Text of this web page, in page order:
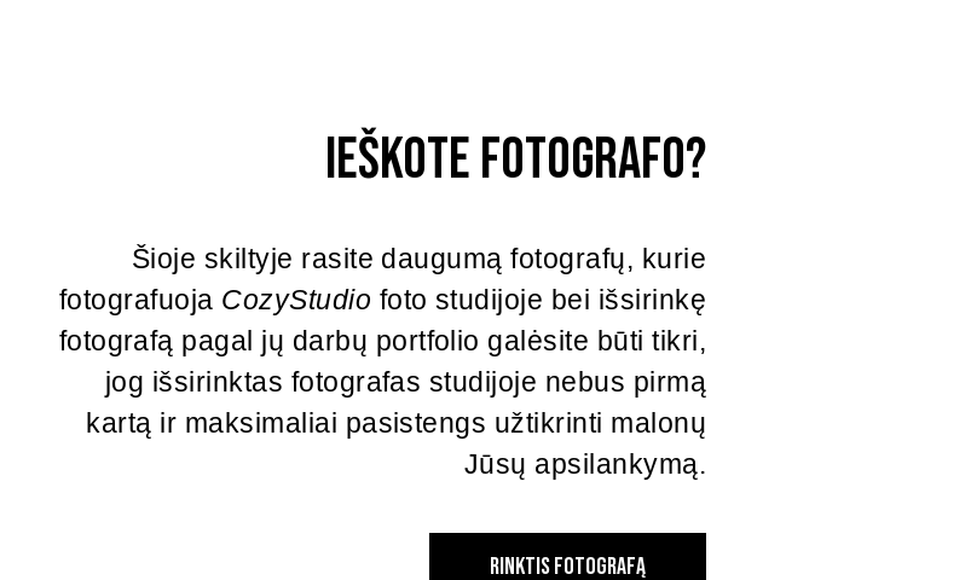
Ieškote fotografo?
Šioje skiltyje rasite daugumą fotografų, kurie
fotografuoja CozyStudio foto studijoje bei išsirinkę
fotografą pagal jų darbų portfolio galėsite būti tikri,
jog išsirinktas fotografas studijoje nebus pirmą
kartą ir maksimaliai pasistengs užtikrinti malonų
Jūsų apsilankymą.
RINKTIS FOTOGRAFĄ